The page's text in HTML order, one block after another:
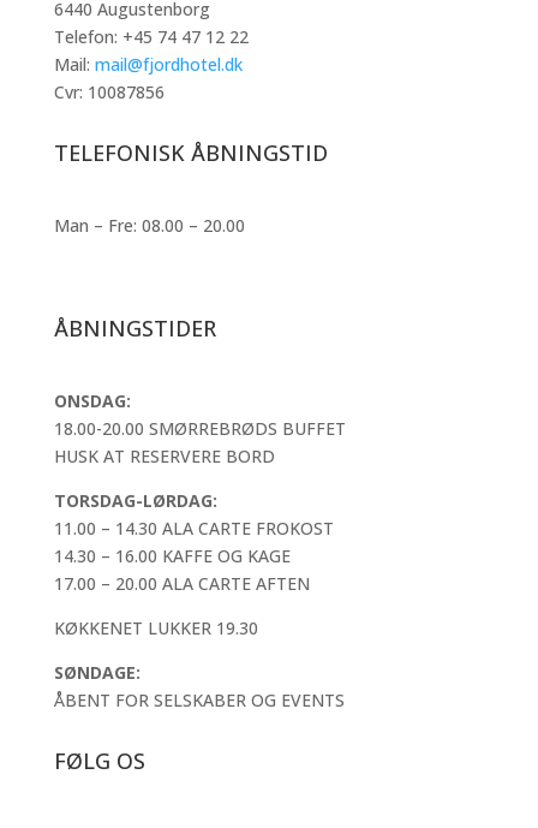
6440 Augustenborg
Telefon: +45 74 47 12 22
Mail: mail@fjordhotel.dk
Cvr: 10087856
TELEFONISK ÅBNINGSTID
Man – Fre: 08.00 – 20.00
ÅBNINGSTIDER
ONSDAG:
18.00-20.00 SMØRREBRØDS BUFFET
HUSK AT RESERVERE BORD
TORSDAG-LØRDAG:
11.00 – 14.30 ALA CARTE FROKOST
14.30 – 16.00 KAFFE OG KAGE
17.00 – 20.00 ALA CARTE AFTEN
KØKKENET LUKKER 19.30
SØNDAGE:
ÅBENT FOR SELSKABER OG EVENTS
FØLG OS